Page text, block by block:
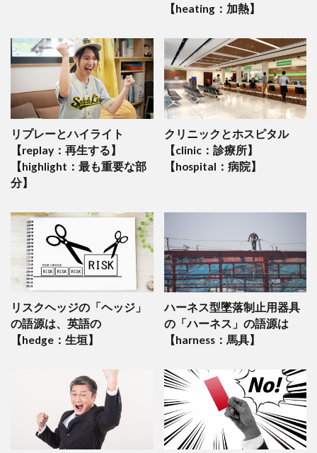
【heating：加熱】
リプレーとハイライト
【replay：再生する】
【highlight：最も重要な部
分】
クリニックとホスピタル
【clinic：診療所】
【hospital：病院】
リスクヘッジの「ヘッジ」
の語源は、英語の
【hedge：生垣】
ハーネス型墜落制止用器具
の「ハーネス」の語源は
【harness：馬具】